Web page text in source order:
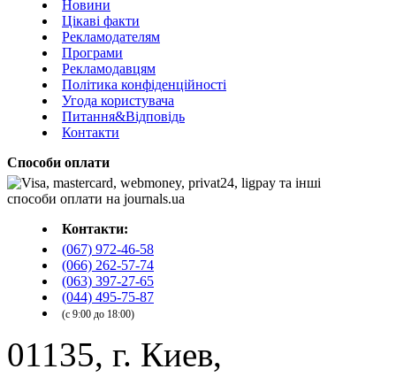
Новини
Цікаві факти
Рекламодателям
Програми
Рекламодавцям
Політика конфіденційності
Угода користувача
Питання&Відповідь
Контакти
Способи оплати
Контакти:
(067) 972-46-58
(066) 262-57-74
(063) 397-27-65
(044) 495-75-87
(с 9:00 до 18:00)
01135, г. Киев,